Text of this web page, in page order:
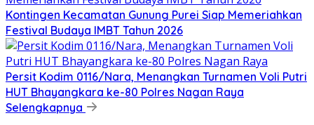
Kontingen Kecamatan Gunung Purei Siap Memeriahkan
Festival Budaya IMBT Tahun 2026
Persit Kodim 0116/Nara, Menangkan Turnamen Voli Putri
HUT Bhayangkara ke-80 Polres Nagan Raya
Selengkapnya